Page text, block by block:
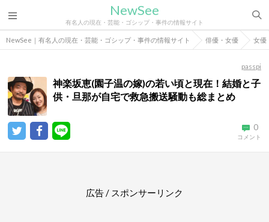
NewSee
有名人の現在・芸能・ゴシップ・事件の情報サイト
NewSee｜有名人の現在・芸能・ゴシップ・事件の情報サイト 俳優・女優 女優
passpi
神楽坂恵(園子温の嫁)の若い頃と現在！結婚と子
供・旦那が自宅で救急搬送騒動も総まとめ
0
コメント
広告 / スポンサーリンク